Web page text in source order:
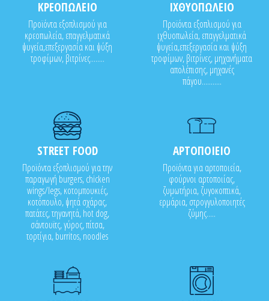
ΚΡΕΟΠΩΛΕΙΟ
Προϊόντα εξοπλισμού για
κρεοπωλεία, επαγγελματικά
ψυγεία,επεξεργασία και ψύξη
τροφίμων, βιτρίνες........
ΙΧΘΥΟΠΩΛΕΙΟ
Προϊόντα εξοπλισμού για
ιχθυοπωλεία, επαγγελματικά
ψυγεία,επεξεργασία και ψύξη
τροφίμων, βιτρίνες, μηχανήματα
απολέπισης, μηχανές
πάγου...........
STREET FOOD
Προϊόντα εξοπλισμού για την
παραγωγή burgers, chicken
wings/legs, κοτομπουκιές,
κοτόπουλο, ψητά σχάρας,
πατάτες, τηγανητά, hot dog,
σάντουϊτς, γύρος, πίτσα,
τορτίγια, burritos, noodles
ΑΡΤΟΠΟΙΕΙΟ
Προϊόντα για αρτοποιεία,
φούρνοι αρτοποιίας,
ζυμωτήρια, ζυγοκοπτικά,
ερμάρια, στρογγυλοποιητές
ζύμης.....